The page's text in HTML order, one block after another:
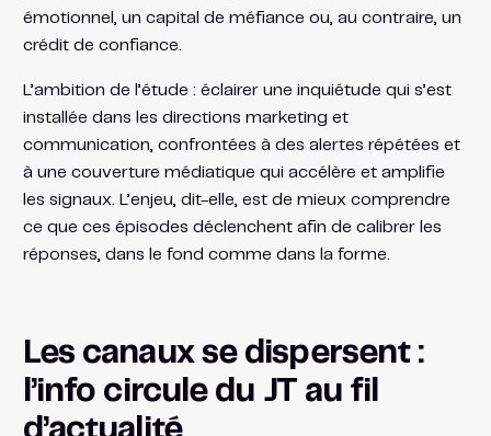
émotionnel, un capital de méfiance ou, au contraire, un
crédit de confiance.
L’ambition de l’étude : éclairer une inquiétude qui s’est
installée dans les directions marketing et
communication, confrontées à des alertes répétées et
à une couverture médiatique qui accélère et amplifie
les signaux. L’enjeu, dit-elle, est de mieux comprendre
ce que ces épisodes déclenchent afin de calibrer les
réponses, dans le fond comme dans la forme.
Les canaux se dispersent :
l’info circule du JT au fil